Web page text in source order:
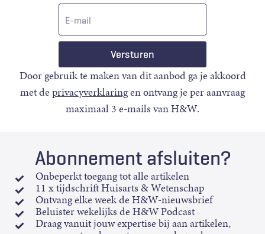
Door gebruik te maken van dit aanbod ga je akkoord
met deprivacyverklaringen ontvang je per aanvraag
maximaal 3 e-mails van H&W.
Abonnement afsluiten?
Onbeperkt toegang tot alle artikelen
11 x tijdschrift Huisarts & Wetenschap
Ontvang elke week de H&W-nieuwsbrief
Beluister wekelijks de H&W Podcast
Draag vanuit jouw expertise bij aan artikelen,